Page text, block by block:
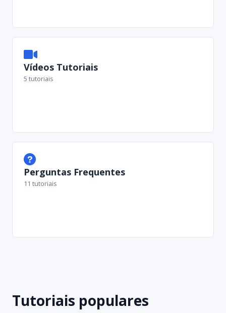
Vídeos Tutoriais
5 tutoriais
Perguntas Frequentes
11 tutoriais
Tutoriais populares